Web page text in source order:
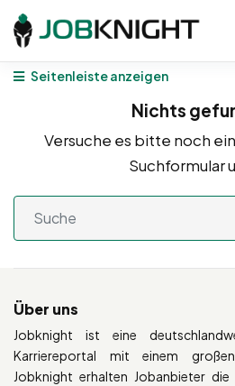
Seitenleiste anzeigen
Nichts
Versuche es bitte noch
Suchformular
Über uns
Jobknight ist eine
Karriereportal mit einem
Jobknight erhalten Jobanbieter